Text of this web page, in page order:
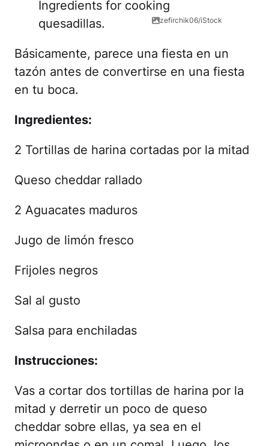
zefirchik06/iStock
Básicamente, parece una fiesta en un
tazón antes de convertirse en una fiesta
en tu boca.
Ingredientes:
2 Tortillas de harina cortadas por la mitad
Queso cheddar rallado
2 Aguacates maduros
Jugo de limón fresco
Frijoles negros
Sal al gusto
Salsa para enchiladas
Instrucciones:
Vas a cortar dos tortillas de harina por la
mitad y derretir un poco de queso
cheddar sobre ellas, ya sea en el